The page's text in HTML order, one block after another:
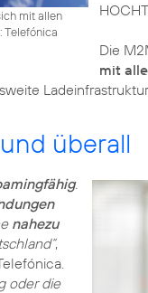
mit allen
Telefónica
Die
mit
überall
.
nahezu
,
oder die